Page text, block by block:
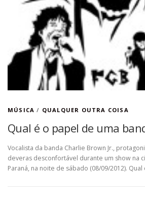
MÚSICA / QUALQUER OUTRA COISA
Qual é o papel de uma
Vocalista da banda Charlie Brown Jr.,
deveras desconfortável durante um show na
Paraná, na noite de sábado (08/09/2012).